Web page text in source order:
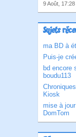
9 Août, 17:28
Sujets
ma BD à
Puis-je
bd encore
boudu113
Kiosk
mise à
DomTom